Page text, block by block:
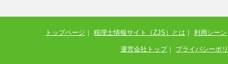
トップページ ｜ 税理士情報サイト（ZJS）とは ｜ 利用シーン
運営会社トップ｜ プライバシーポ